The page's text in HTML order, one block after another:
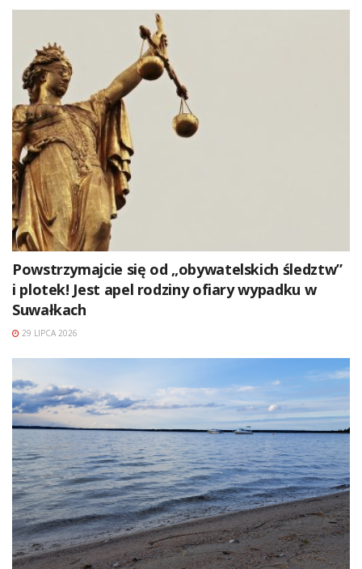
Powstrzymajcie się od „obywatelskich śledztw”
i plotek! Jest apel rodziny ofiary wypadku w
Suwałkach
29 LIPCA 2026